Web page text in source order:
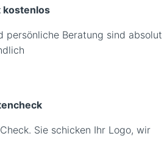
kostenlos
persönliche Beratung sind absolut
Sie schicken Ihr Logo, wir